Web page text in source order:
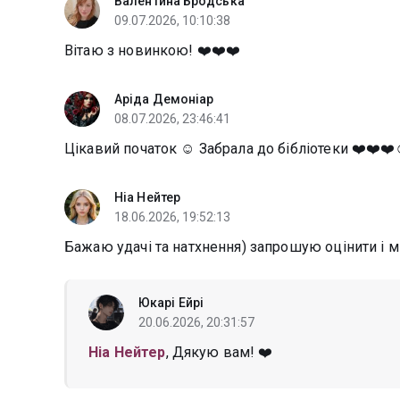
09.07.2026, 10:10:38
Вітаю з новинкою! ❤️❤️❤️
Аріда Демоніар
08.07.2026, 23:46:41
Цікавий початок ☺️ Забрала до бібліотеки
Ніа Нейтер
18.06.2026, 19:52:13
Бажаю удачі та натхнення) запрошую оцінити і
Юкарі Ейрі
20.06.2026, 20:31:57
Ніа Нейтер, Дякую вам! ❤️